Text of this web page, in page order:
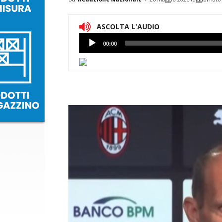
ASCOLTA L'AUDIO
Lettore
Audio
00:00